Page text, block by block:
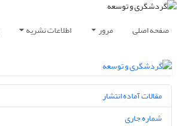
صفحه اصلی مرور اطلاعات نشریه
مقالات آماده انتشار
شماره جاری